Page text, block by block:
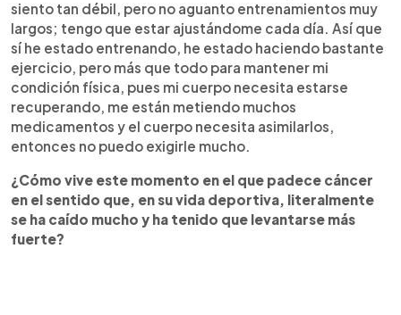
siento tan débil, pero no aguanto entrenamientos muy
largos; tengo que estar ajustándome cada día. Así que
sí he estado entrenando, he estado haciendo bastante
ejercicio, pero más que todo para mantener mi
condición física, pues mi cuerpo necesita estarse
recuperando, me están metiendo muchos
medicamentos y el cuerpo necesita asimilarlos,
entonces no puedo exigirle mucho.
¿Cómo vive este momento en el que padece cáncer
en el sentido que, en su vida deportiva, literalmente
se ha caído mucho y ha tenido que levantarse más
fuerte?